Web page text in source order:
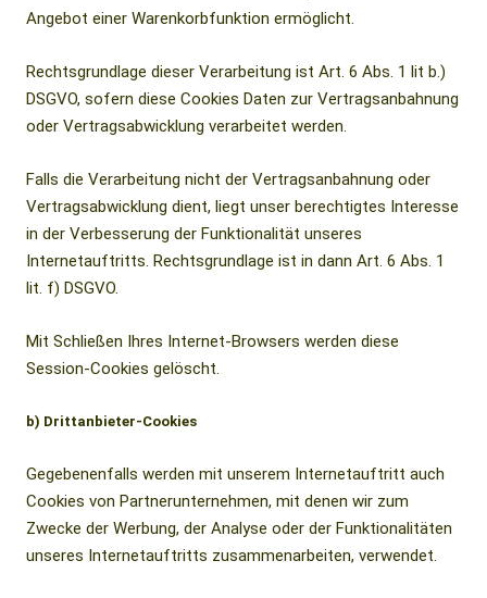
Angebot einer Warenkorbfunktion ermöglicht.
Rechtsgrundlage dieser Verarbeitung ist Art. 6 Abs. 1 lit b.)
DSGVO, sofern diese Cookies Daten zur Vertragsanbahnung
oder Vertragsabwicklung verarbeitet werden.
Falls die Verarbeitung nicht der Vertragsanbahnung oder
Vertragsabwicklung dient, liegt unser berechtigtes Interesse
in der Verbesserung der Funktionalität unseres
Internetauftritts. Rechtsgrundlage ist in dann Art. 6 Abs. 1
lit. f) DSGVO.
Mit Schließen Ihres Internet-Browsers werden diese
Session-Cookies gelöscht.
b) Drittanbieter-Cookies
Gegebenenfalls werden mit unserem Internetauftritt auch
Cookies von Partnerunternehmen, mit denen wir zum
Zwecke der Werbung, der Analyse oder der Funktionalitäten
unseres Internetauftritts zusammenarbeiten, verwendet.